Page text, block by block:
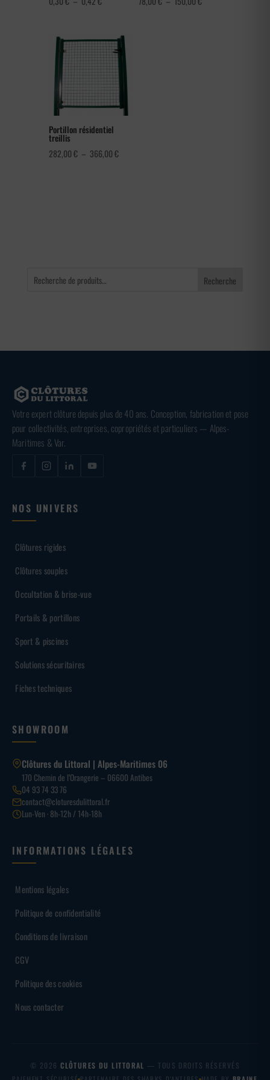
0,30 €
Portillon résidentiel
treillis
282,00€ – 366,00€Plage
Recherche
Votre expert clôture depuis plus de 40 ans. Conception, fabrication et pose
pour collectivités, entreprises, copropriétés et particuliers — Alpes-
Maritimes & Var.
NOS UNIVERS
Clôtures rigides
Clôtures souples
Occultation & brise-vue
Portails & portillons
Sport & piscines
Solutions sécuritaires
Fiches techniques
SHOWROOM
Clôtures du Littoral | Alpes-Maritimes 06
170 Chemin de l’Orangerie – 06600 Antibes
04 93 74 33 76
contact@cloturesdulittoral.fr
Lun-Ven · 8h-12h / 14h-18h
INFORMATIONS LÉGALES
Mentions légales
Politique de confidentialité
Conditions de livraison
CGV
Politique des cookies
Nous contacter
© 2026CLÔTURES DU LITTORAL — TOUS DROITS RÉSERVÉS